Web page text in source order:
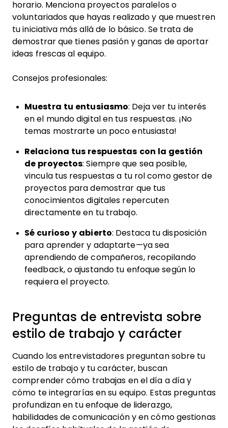
horario. Menciona proyectos paralelos o
voluntariados que hayas realizado y que muestren
tu iniciativa más allá de lo básico. Se trata de
demostrar que tienes pasión y ganas de aportar
ideas frescas al equipo.
Consejos profesionales:
Muestra tu entusiasmo: Deja ver tu interés
en el mundo digital en tus respuestas. ¡No
temas mostrarte un poco entusiasta!
Relaciona tus respuestas con la gestión
de proyectos: Siempre que sea posible,
vincula tus respuestas a tu rol como gestor de
proyectos para demostrar que tus
conocimientos digitales repercuten
directamente en tu trabajo.
Sé curioso y abierto: Destaca tu disposición
para aprender y adaptarte—ya sea
aprendiendo de compañeros, recopilando
feedback, o ajustando tu enfoque según lo
requiera el proyecto.
Preguntas de entrevista sobre
estilo de trabajo y carácter
Cuando los entrevistadores preguntan sobre tu
estilo de trabajo y tu carácter, buscan
comprender cómo trabajas en el día a día y
cómo te integrarías en su equipo. Estas preguntas
profundizan en tu enfoque de liderazgo,
habilidades de comunicación y en cómo gestionas